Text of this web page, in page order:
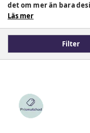
det om mer än bara
säkerhet och
vaggor från kända
första säng för
en stilren barnsäng
Läs mer
Filter